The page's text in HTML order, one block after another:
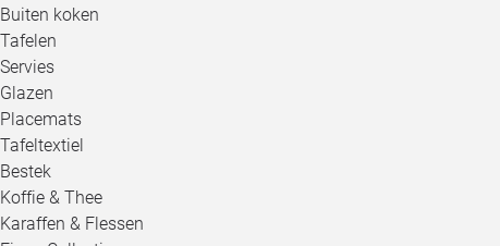
Buiten koken
Tafelen
Servies
Glazen
Placemats
Tafeltextiel
Bestek
Koffie & Thee
Karaffen & Flessen